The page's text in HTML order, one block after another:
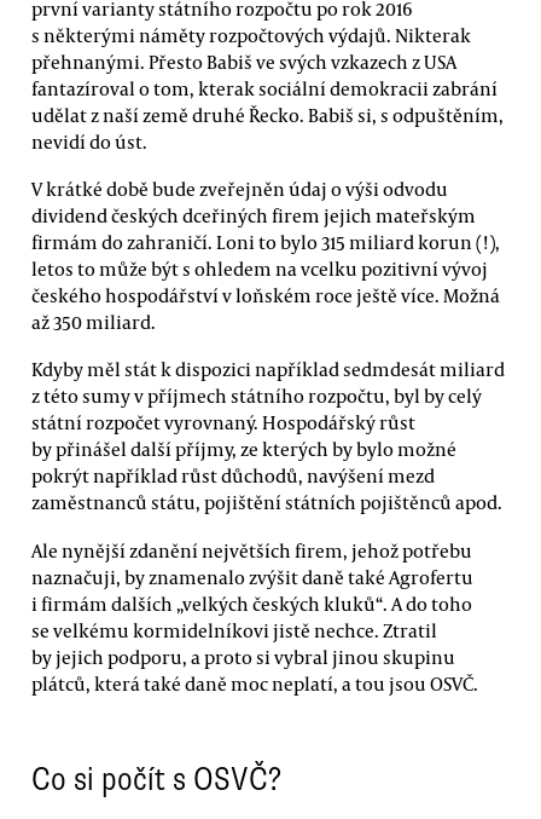
první varianty státního rozpočtu po rok 2016
s některými náměty rozpočtových výdajů. Nikterak
přehnanými. Přesto Babiš ve svých vzkazech z USA
fantazíroval o tom, kterak sociální demokracii zabrání
udělat z naší země druhé Řecko. Babiš si, s odpuštěním,
nevidí do úst.
V krátké době bude zveřejněn údaj o výši odvodu
dividend českých dceřiných firem jejich mateřským
firmám do zahraničí. Loni to bylo 315 miliard korun (!),
letos to může být s ohledem na vcelku pozitivní vývoj
českého hospodářství v loňském roce ještě více. Možná
až 350 miliard.
Kdyby měl stát k dispozici například sedmdesát miliard
z této sumy v příjmech státního rozpočtu, byl by celý
státní rozpočet vyrovnaný. Hospodářský růst
by přinášel další příjmy, ze kterých by bylo možné
pokrýt například růst důchodů, navýšení mezd
zaměstnanců státu, pojištění státních pojištěnců apod.
Ale nynější zdanění největších firem, jehož potřebu
naznačuji, by znamenalo zvýšit daně také Agrofertu
i firmám dalších „velkých českých kluků“. A do toho
se velkému kormidelníkovi jistě nechce. Ztratil
by jejich podporu, a proto si vybral jinou skupinu
plátců, která také daně moc neplatí, a tou jsou OSVČ.
Co si počít s OSVČ?